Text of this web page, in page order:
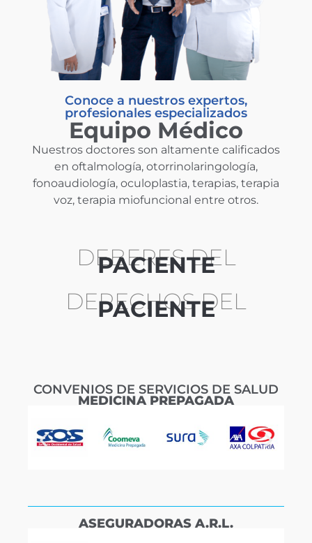
Conoce a nuestros expertos,
profesionales especializados
Equipo Médico
Nuestros doctores son altamente calificados
en oftalmología, otorrinolaringología,
fonoaudiología, oculoplastia, terapias, terapia
voz, terapia miofuncional entre otros.
DEBERES DEL
PACIENTE
DERECHOS DEL
PACIENTE
CONVENIOS DE SERVICIOS DE SALUD
MEDICINA PREPAGADA
ASEGURADORAS A.R.L.